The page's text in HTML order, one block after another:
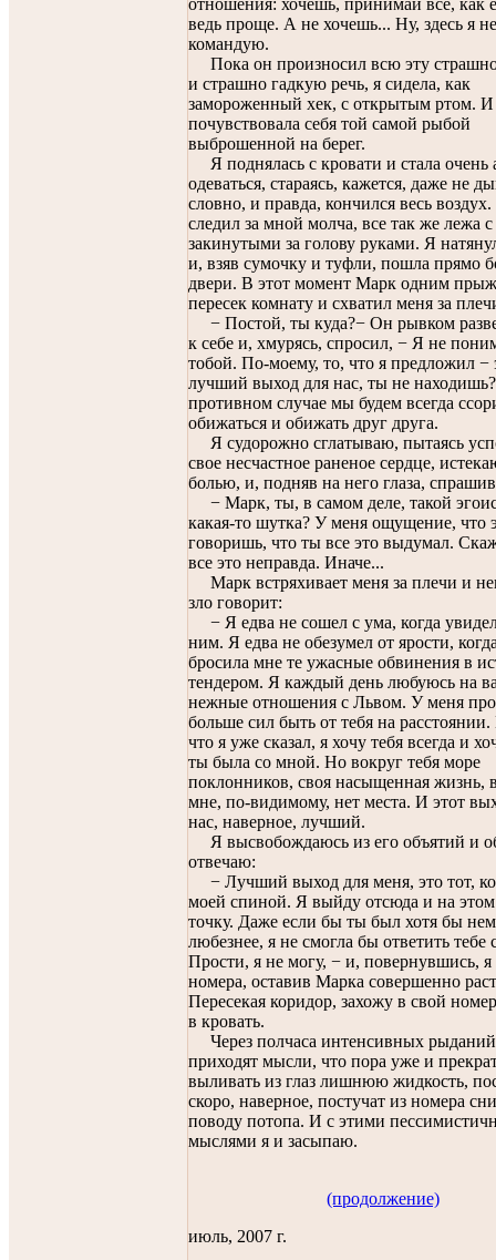
отношения: хочешь, принимай все, как
ведь проще. А не хочешь... Ну, здесь я не
командую.
Пока он произносил всю эту
и страшно гадкую речь, я сидела, как
замороженный хек, с открытым ртом. И
почувствовала себя той самой рыбой
выброшенной на берег.
Я поднялась с кровати и стала очень
одеваться, стараясь, кажется, даже не
словно, и правда, кончился весь
следил за мной молча, все так же лежа с
закинутыми за голову руками. Я
и, взяв сумочку и туфли, пошла прямо
двери. В этот момент Марк одним
пересек комнату и схватил меня за
− Постой, ты куда?− Он рывком
к себе и, хмурясь, спросил, − Я не
тобой. По-моему, то, что я предложил −
лучший выход для нас, ты не
противном случае мы будем всегда
обижаться и обижать друг друга.
Я судорожно сглатываю, пытаясь
свое несчастное раненое сердце,
болью, и, подняв на него глаза,
− Марк, ты, в самом деле, такой
какая-то шутка? У меня ощущение, что
говоришь, что ты все это выдумал.
все это неправда. Иначе...
Марк встряхивает меня за плечи и
зло говорит:
− Я едва не сошел с ума, когда
ним. Я едва не обезумел от ярости,
бросила мне те ужасные обвинения в
тендером. Я каждый день любуюсь на
нежные отношения с Львом. У меня
больше сил быть от тебя на
что я уже сказал, я хочу тебя всегда и
ты была со мной. Но вокруг тебя море
поклонников, своя насыщенная жизнь,
мне, по-видимому, нет места. И этот
нас, наверное, лучший.
Я высвобождаюсь из его объятий и
отвечаю:
− Лучший выход для меня, это тот,
моей спиной. Я выйду отсюда и на
точку. Даже если бы ты был хотя бы
любезнее, я не смогла бы ответить тебе
Прости, я не могу, − и, повернувшись,
номера, оставив Марка совершенно
Пересекая коридор, захожу в свой
в кровать.
Через полчаса интенсивных рыданий
приходят мысли, что пора уже и
выливать из глаз лишнюю жидкость,
скоро, наверное, постучат из номера
поводу потопа. И с этими
мыслями я и засыпаю.
(продолжение)
июль, 2007 г.